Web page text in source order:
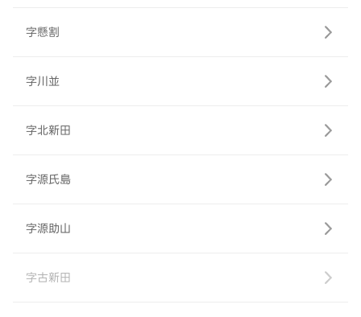
字懸割
字川並
字北新田
字源氏島
字源助山
字古新田